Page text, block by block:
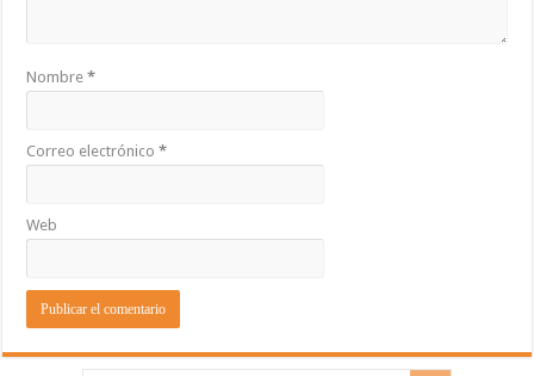
Nombre*
Correo electrónico*
Web